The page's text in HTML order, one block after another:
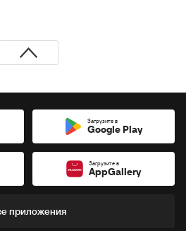
Загрузите в
Google Play
Загрузите в
AppGallery
приложения